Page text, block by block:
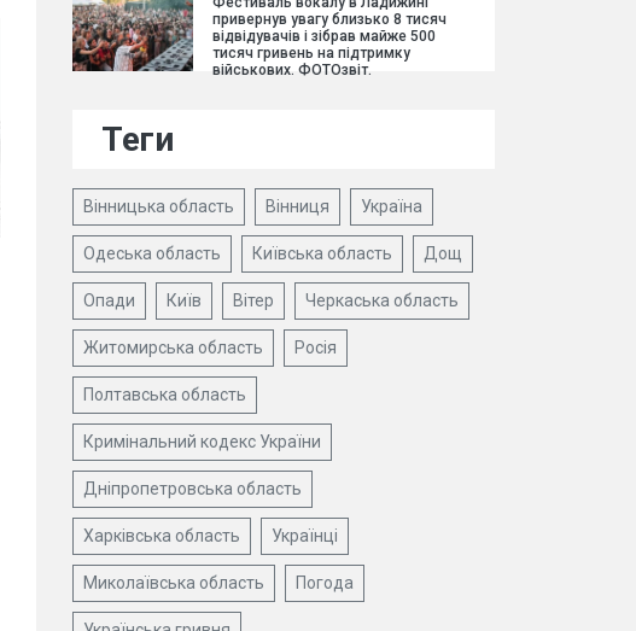
привернув увагу близько 8 тисяч
відвідувачів і зібрав майже 500
тисяч гривень на підтримку
військових. ФОТОзвіт.
Теги
Вінницька область Вінниця Україна
Одеська область Київська область Дощ
Опади Київ Вітер Черкаська область
Житомирська область Росія
Полтавська область
Кримінальний кодекс України
Дніпропетровська область
Харківська область Українці
Миколаївська область Погода